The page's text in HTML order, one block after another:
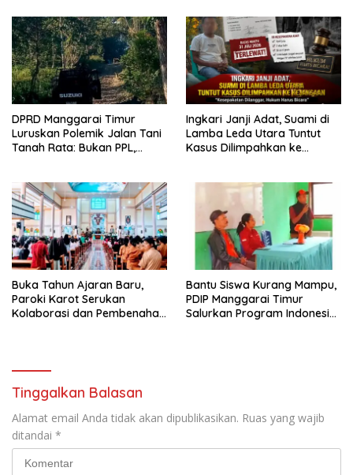
Pengabaian Sanksi Adat
DPRD Manggarai Timur
Luruskan Polemik Jalan Tani
Tanah Rata: Bukan PPL,
Ingkari Janji Adat, Suami di
Lamba Leda Utara Tuntut
Kasus Dilimpahkan ke
Buka Tahun Ajaran Baru,
Paroki Karot Serukan
Kolaborasi dan Pembenahan
Bantu Siswa Kurang Mampu,
PDIP Manggarai Timur
Salurkan Program Indonesia
Tinggalkan Balasan
Alamat email Anda tidak akan dipublikasikan. Ruas yang wajib
ditandai *